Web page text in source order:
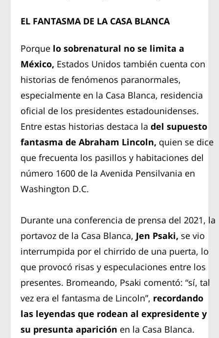
EL FANTASMA DE LA CASA BLANCA
Porque lo sobrenatural no se limita a
México, Estados Unidos también cuenta con
historias de fenómenos paranormales,
especialmente en la Casa Blanca, residencia
oficial de los presidentes estadounidenses.
Entre estas historias destaca ladel supuesto
fantasma de Abraham Lincoln, quien se dice
que frecuenta los pasillos y habitaciones del
número 1600 de la Avenida Pensilvania en
Washington D.C.
Durante una conferencia de prensa del 2021, la
portavoz de la Casa Blanca, Jen Psaki, se vio
interrumpida por el chirrido de una puerta, lo
que provocó risas y especulaciones entre los
presentes. Bromeando, Psaki comentó: “sí, tal
vez era el fantasma de Lincoln”, recordando
las leyendas que rodean al expresidente y
su presunta aparición en la Casa Blanca.